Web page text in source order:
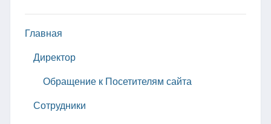
Главная
Директор
Обращение к Посетителям сайта
Сотрудники